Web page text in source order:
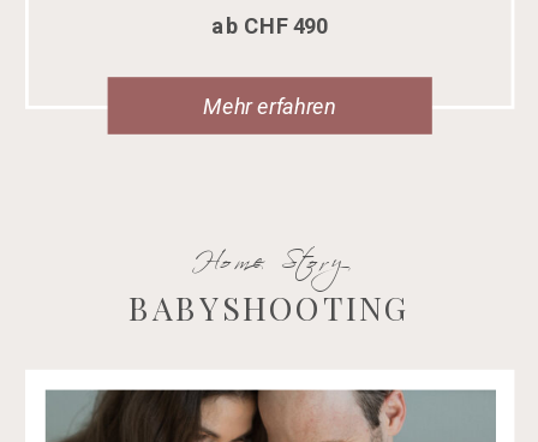
Home Story
BABYSHOOTING
Mehr erfahren
ab CHF 490